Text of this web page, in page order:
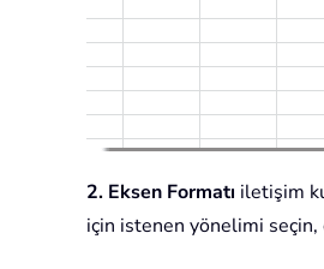
2. Eksen Formatı iletişim
için istenen yönelimi seçin,